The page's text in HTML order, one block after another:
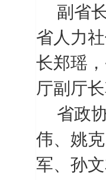
副省
省人力
长郑瑶
厅副厅
省政
伟、姚
军、孙